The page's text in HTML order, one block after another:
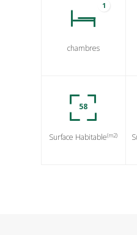
1
chambres
58
Surface Habitable(m2)